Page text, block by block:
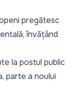
pregătesc
învățând
la postul public
parte a noului